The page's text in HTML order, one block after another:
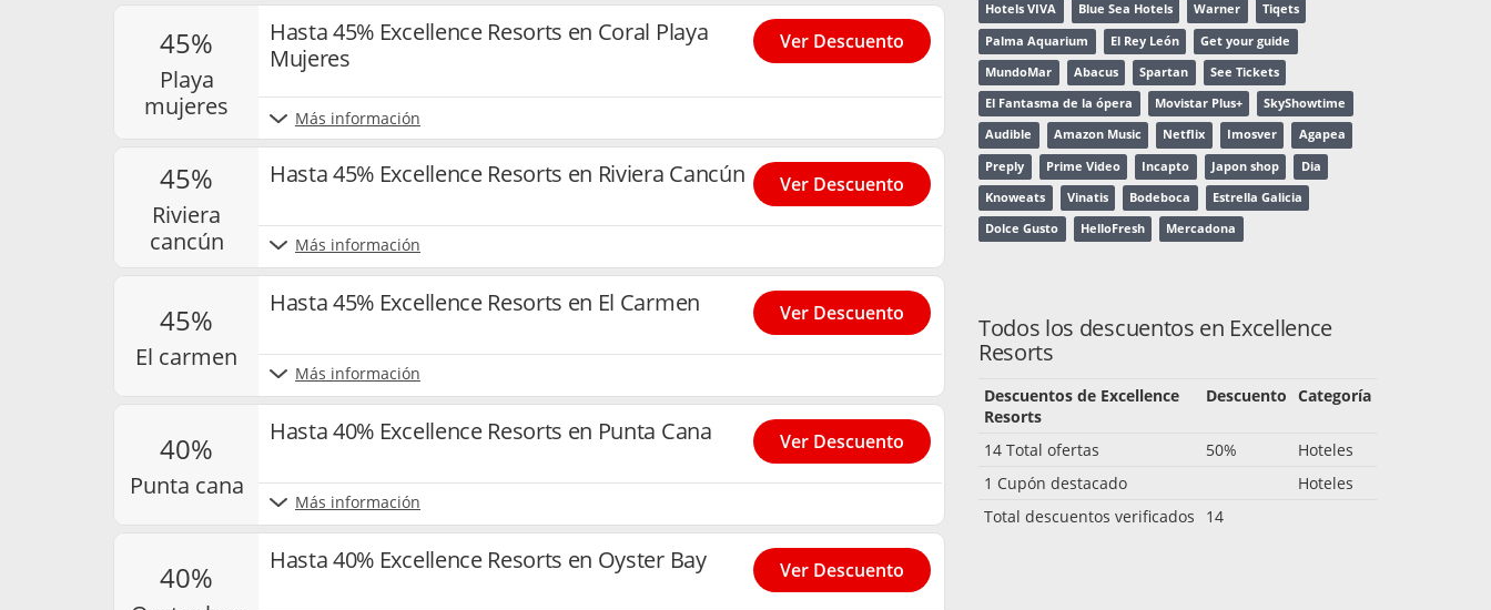
45%
playa
mujeres
Hasta 45% Excellence Resorts en Coral Playa
Mujeres
Más información
Ver Descuento
45%
riviera
cancún
Hasta 45% Excellence Resorts en Riviera Cancún
Más información
Ver Descuento
45%
el carmen
Hasta 45% Excellence Resorts en El Carmen
Más información
Ver Descuento
40%
punta cana
Hasta 40% Excellence Resorts en Punta Cana
Más información
Ver Descuento
40% Hasta 40% Excellence Resorts en Oyster Bay Ver Descuento
Hotels VIVA Blue Sea Hotels Warner Tiqets
Palma Aquarium El Rey León Get your guide
MundoMar Abacus Spartan See Tickets
El Fantasma de la ópera Movistar Plus+ SkyShowtime
Audible Amazon Music Netflix Imosver Agapea
Preply Prime Video Incapto Japon shop Dia
Knoweats Vinatis Bodeboca Estrella Galicia
Dolce Gusto HelloFresh Mercadona
Todos los descuentos en Excellence
Resorts
Descuentos de Excellence
Resorts
Descuento Categoría
14 Total ofertas 50%
Hoteles
1 Cupón destacado
Hoteles
Total descuentos verificados
14